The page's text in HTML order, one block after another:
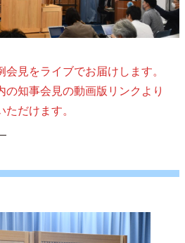
見をライブでお届けします。
の知事会見の動画版リンクより
だけます。